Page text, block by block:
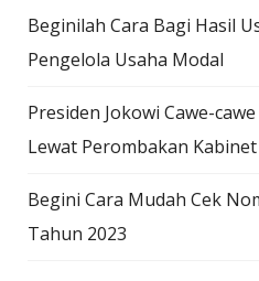
Beginilah Cara Bagi Hasil
Pengelola Usaha Modal
Presiden Jokowi Cawe-
Lewat Perombakan Kabinet
Begini Cara Mudah Cek
Tahun 2023